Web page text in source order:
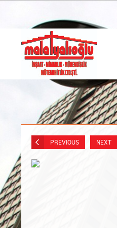
PREVIOUS NEXT